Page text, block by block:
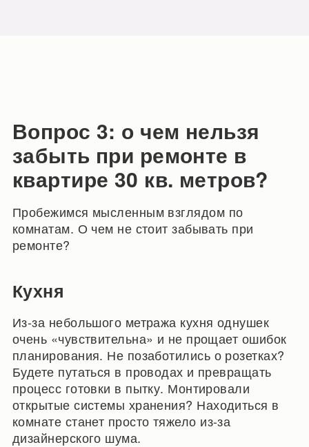
Вопрос 3: о чем нельзя
забыть при ремонте в
квартире 30 кв. метров?
Пробежимся мысленным взглядом по
комнатам. О чем не стоит забывать при
ремонте?
Кухня
Из-за небольшого метража кухня однушек
очень «чувствительна» и не прощает ошибок
планирования. Не позаботились о розетках?
Будете путаться в проводах и превращать
процесс готовки в пытку. Монтировали
открытые системы хранения? Находиться в
комнате станет просто тяжело из-за
дизайнерского шума.